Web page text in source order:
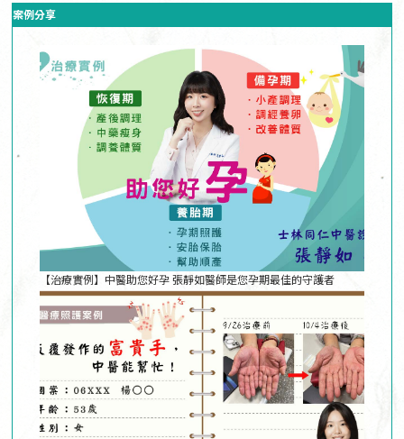
案例分享
【治療實例】中醫助您好孕 張靜如醫師是您孕期最佳的守護者